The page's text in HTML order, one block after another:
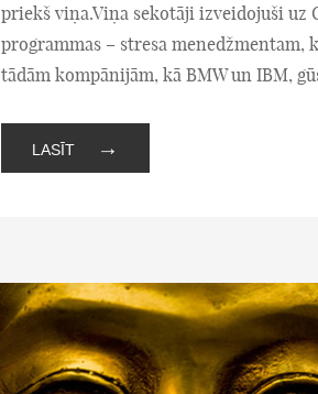
priekš viņa.Viņa sekotāji izveidojuši uz
programmas – stresa menedžmentam,
tādām kompānijām, kā BMW un IBM,
LASĪT →